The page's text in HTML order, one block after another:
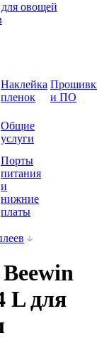
овощей
Наклейка
пленок
и ПО
Общие
услуги
Порты
питания
и
нижние
платы
L для